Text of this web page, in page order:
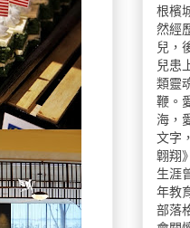
根檳
然經
兒，
兒患
類靈
鞭。
海，
文字
翺翔
生涯
年教
部落